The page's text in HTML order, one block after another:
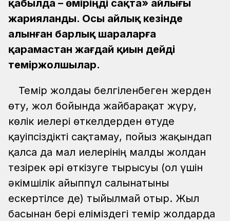
қабылда – өміріңді сақта» айлығы
жарияланды. Осы айлық кезінде
алынған барлық шараларға
қарамастан жағдай қиын дейді
теміржолшылар.
Темір жолдағы белгіленбеген жерден
өту, жол бойында жайбарақат жүру,
көлік иелері өткелдерден өтуде
қауіпсіздікті сақтамау, пойыз жақындап
қалса да мал иелерінің малды жолдан
тезірек әрі өткізуге тырысуы (ол үшін
әкімшілік айыппұл салынатыны
ескертілсе де) тыйылмай отыр. Жыл
басынан бері еліміздегі темір жолдарда